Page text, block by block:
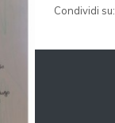
Condividi su: